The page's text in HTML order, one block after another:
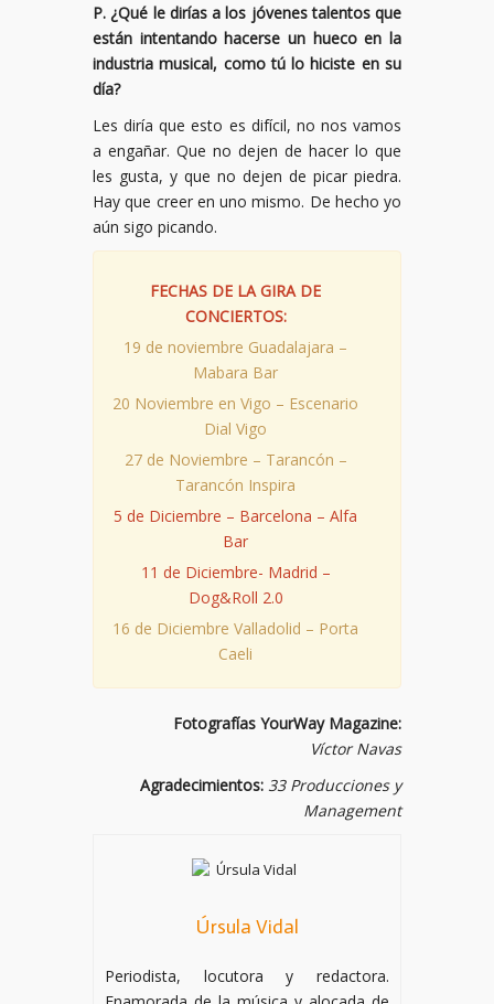
P. ¿Qué le dirías a los jóvenes talentos que
están intentando hacerse un hueco en la
industria musical, como tú lo hiciste en su
día?
Les diría que esto es difícil, no nos vamos
a engañar. Que no dejen de hacer lo que
les gusta, y que no dejen de picar piedra.
Hay que creer en uno mismo. De hecho yo
aún sigo picando.
FECHAS DE LA GIRA DE
CONCIERTOS:
19 de noviembre Guadalajara –
Mabara Bar
20 Noviembre en Vigo – Escenario
Dial Vigo
27 de Noviembre – Tarancón –
Tarancón Inspira
5 de Diciembre – Barcelona – Alfa
Bar
11 de Diciembre- Madrid –
Dog&Roll 2.0
16 de Diciembre Valladolid – Porta
Caeli
Fotografías YourWay Magazine:
Víctor Navas
Agradecimientos: 33 Producciones y
Management
Úrsula Vidal
Periodista, locutora y redactora.